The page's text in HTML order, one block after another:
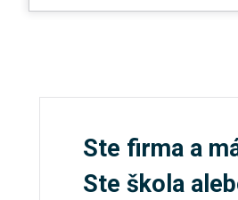
Ste firma a
Ste škola